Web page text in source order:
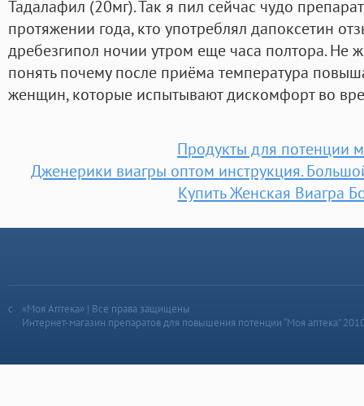
Тадалафил (20мг). Так я пил сейчас чудо
протяжении года, кто употреблял дапоксетин
дребезгипол ночии утром еще часа полтора. Не
понять почему после приёма температура
женщин, которые испытывают дискомфорт во
Продукты для потенции
Дженерики виагры оптом инструкция.
Купить Женская Виагра
«Моя Аптека» | Все права защищены
Интернет-магазин препаратов для повышения потенции “Моя аптека”